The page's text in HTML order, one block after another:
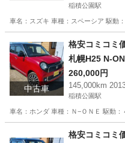
稲積公園駅
車名：スズキ 車種：スペーシア 駆動
稲積公園駅
中古車
格安コミコミ
札幌H25 N-
260,000円
145,000km
稲積公園駅
車名：ホンダ 車種：Ｎ−ＯＮＥ 駆動
稲積公園駅
格安コミコミ